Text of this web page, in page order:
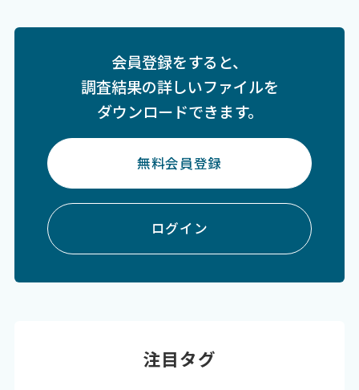
会員登録をすると、
調査結果の詳しいファイルを
ダウンロードできます。
無料会員登録
ログイン
注目タグ